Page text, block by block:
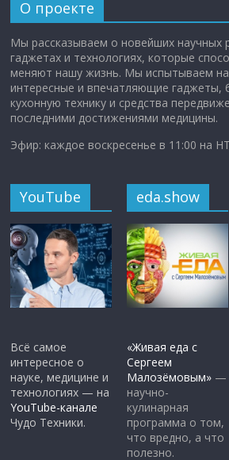
О проекте
Мы рассказываем о новейших научных
гаджетах и технологиях, которые
меняют нашу жизнь. Мы испытываем
интересные и впечатляющие гаджеты,
кухонную технику и средства
последними достижениями медицины.
Эфир: каждое воскресенье в 11:00 на
YouTube
Всё самое
интересное о
науке, медицине и
технологиях — на
YouTube-канале
Чудо Техники.
eda.show
«Живая еда с
Сергеем
Малозёмовым» —
научно-
кулинарная
программа о том,
что вредно, а что
полезно.